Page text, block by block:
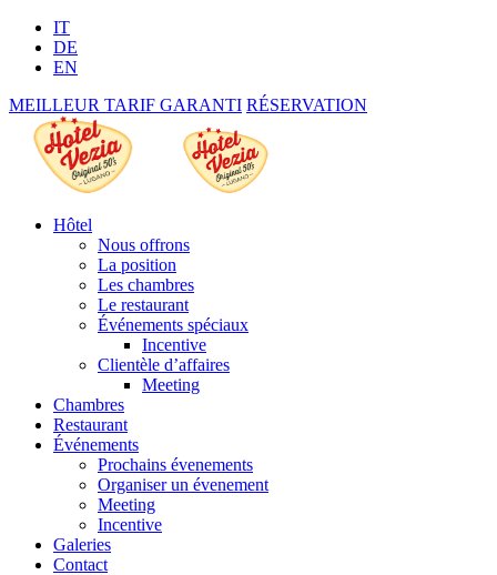
IT
DE
EN
MEILLEUR TARIF GARANTI RÉSERVATION
Hôtel
Nous offrons
La position
Les chambres
Le restaurant
Événements spéciaux
Incentive
Clientèle d’affaires
Meeting
Chambres
Restaurant
Événements
Prochains évenements
Organiser un évenement
Meeting
Incentive
Galeries
Contact